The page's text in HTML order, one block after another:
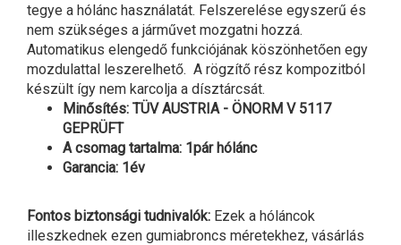
tegye a hólánc használatát. Felszerelése egyszerű és
nem szükséges a járművet mozgatni hozzá.
Automatikus elengedő funkciójának köszönhetően egy
mozdulattal leszerelhető. A rögzítő rész kompozitból
készült így nem karcolja a dísztárcsát.
Minősítés: TÜV AUSTRIA - ÖNORM V 5117
GEPRÜFT
A csomag tartalma: 1pár hólánc
Garancia: 1év
Fontos biztonsági tudnivalók: Ezek a hóláncok
illeszkednek ezen gumiabroncs méretekhez, vásárlás